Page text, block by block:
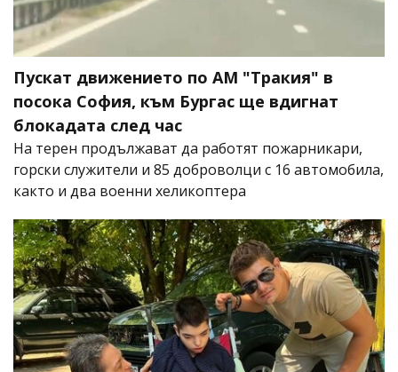
Пускат движението по АМ "Тракия" в
посока София, към Бургас ще вдигнат
блокадата след час
На терен продължават да работят пожарникари,
горски служители и 85 доброволци с 16 автомобила,
както и два военни хеликоптера